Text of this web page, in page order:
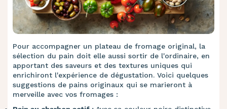
Pour accompagner un plateau de fromage original, la
sélection du pain doit elle aussi sortir de l'ordinaire, en
apportant des saveurs et des textures uniques qui
enrichiront l'expérience de dégustation. Voici quelques
suggestions de pains originaux qui se marieront à
merveille avec vos fromages :